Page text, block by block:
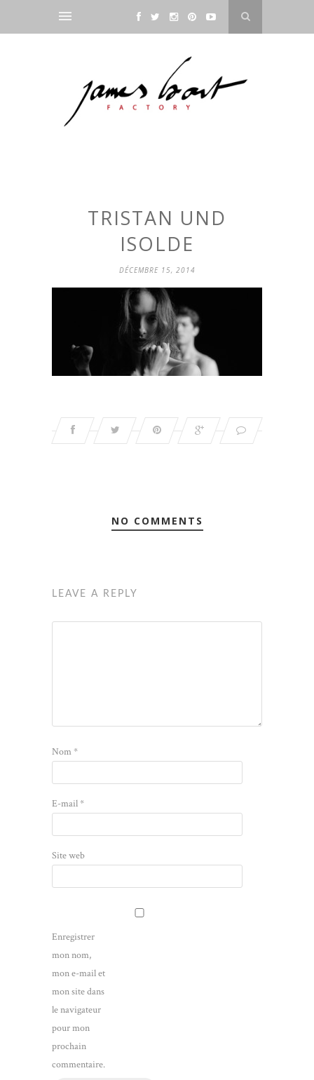
TRISTAN UND
ISOLDE
DÉCEMBRE 15, 2014
NO COMMENTS
LEAVE A REPLY
Nom*
E-mail*
Site web
Enregistrer
mon nom,
mon e-mail et
mon site dans
le navigateur
pour mon
prochain
commentaire.